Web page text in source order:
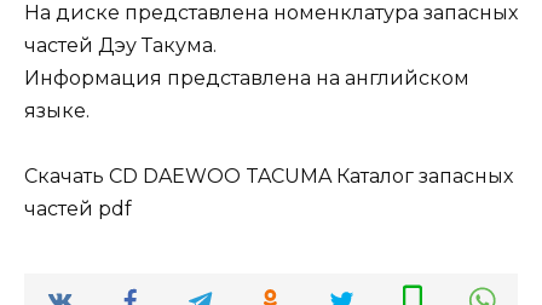
На диске представлена номенклатура запасных
частей Дэу Такума.
Информация представлена на английском
языке.
Скачать CD DAEWOO TACUMA Каталог запасных
частей pdf